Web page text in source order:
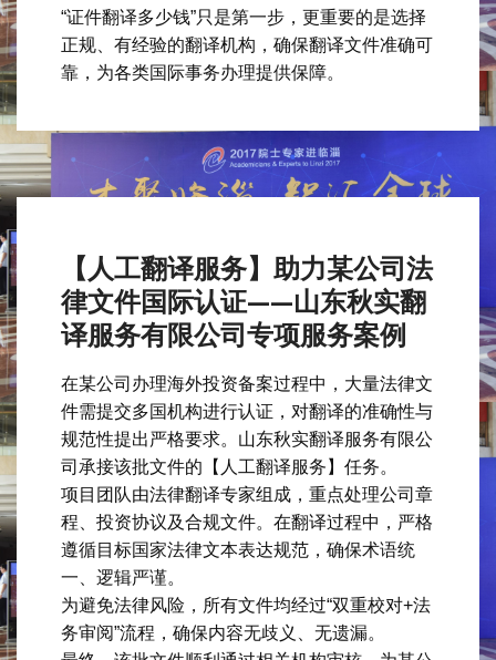
“证件翻译多少钱”只是第一步，更重要的是选择
正规、有经验的翻译机构，确保翻译文件准确可
靠，为各类国际事务办理提供保障。
【人工翻译服务】助力某公司法
律文件国际认证——山东秋实翻
译服务有限公司专项服务案例
在某公司办理海外投资备案过程中，大量法律文
件需提交多国机构进行认证，对翻译的准确性与
规范性提出严格要求。山东秋实翻译服务有限公
司承接该批文件的【人工翻译服务】任务。
项目团队由法律翻译专家组成，重点处理公司章
程、投资协议及合规文件。在翻译过程中，严格
遵循目标国家法律文本表达规范，确保术语统
一、逻辑严谨。
为避免法律风险，所有文件均经过“双重校对+法
务审阅”流程，确保内容无歧义、无遗漏。